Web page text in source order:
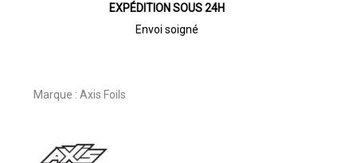
EXPÉDITION SOUS 24H
Envoi soigné
Marque : Axis Foils